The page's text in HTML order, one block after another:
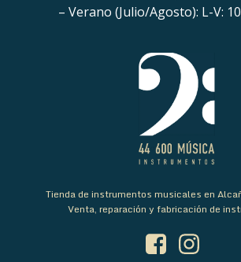
– Verano (Julio/Agosto): L-V:
Tienda de instrumentos musicales en
Venta, reparación y fabricación de